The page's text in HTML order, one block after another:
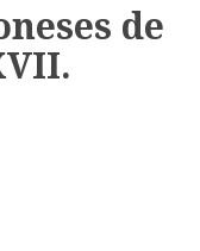
de